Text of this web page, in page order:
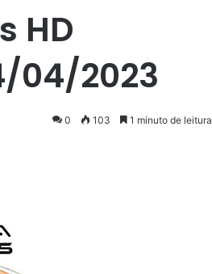
HD
04/2023
0 103 1 minuto de leitura